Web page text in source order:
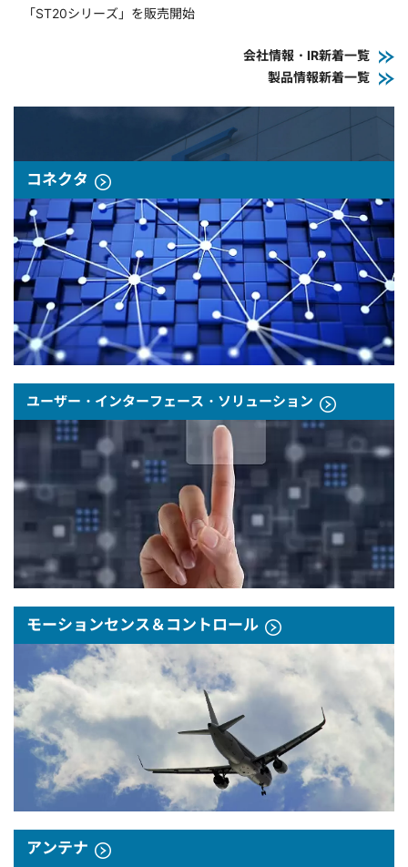
「ST20シリーズ」を販売開始
会社情報・IR新着一覧
製品情報新着一覧
コネクタ
ユーザー・インターフェース・ソリューション
モーションセンス＆コントロール
アンテナ